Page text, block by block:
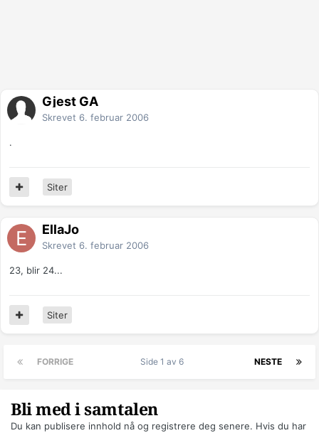
Gjest GA
Skrevet 6. februar 2006
.
Siter
EllaJo
Skrevet 6. februar 2006
23, blir 24...
Siter
FORRIGE NESTE
Side 1 av 6
Bli med i samtalen
Du kan publisere innhold nå og registrere deg senere. Hvis du har